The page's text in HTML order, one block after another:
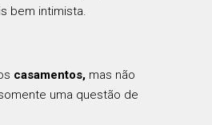
bem intimista.
casamentos, mas não
uma questão de